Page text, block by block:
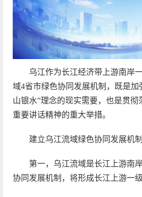
乌江作为长江经济带上游南岸
域4省市绿色协同发展机制，既是
山银水”理念的现实需要，也是贯
重要讲话精神的重大举措。
建立乌江流域绿色协同发展机
第一，乌江流域是长江上游南
协同发展机制，将形成长江上游一